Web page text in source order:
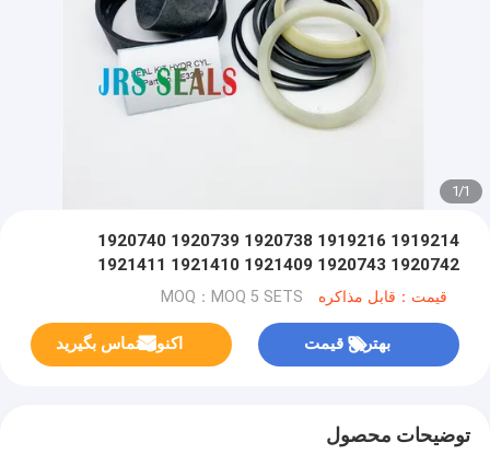
1
/
1
1919214 1919216 1920738 1920739 1920740
1920742 1920743 1921409 1921410 1921411
1923003 192123004 1923003 192123004
قیمت：قابل مذاکره MOQ：MOQ 5 SETS
بهترین قیمت اکنون تماس بگیرید
توضیحات محصول